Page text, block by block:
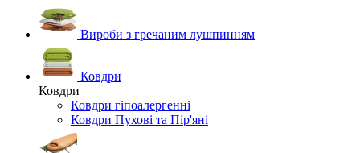
Вироби з гречаним лушпинням
Ковдри
Ковдри
Ковдри гіпоалергенні
Ковдри Пухові та Пір'яні